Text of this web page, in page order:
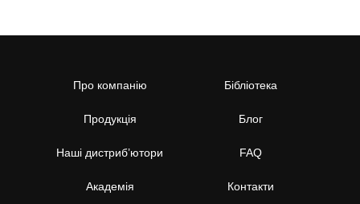
Про компанію
Продукція
Наші дистриб’ютори
Академія
Бібліотека
Блог
FAQ
Контакти